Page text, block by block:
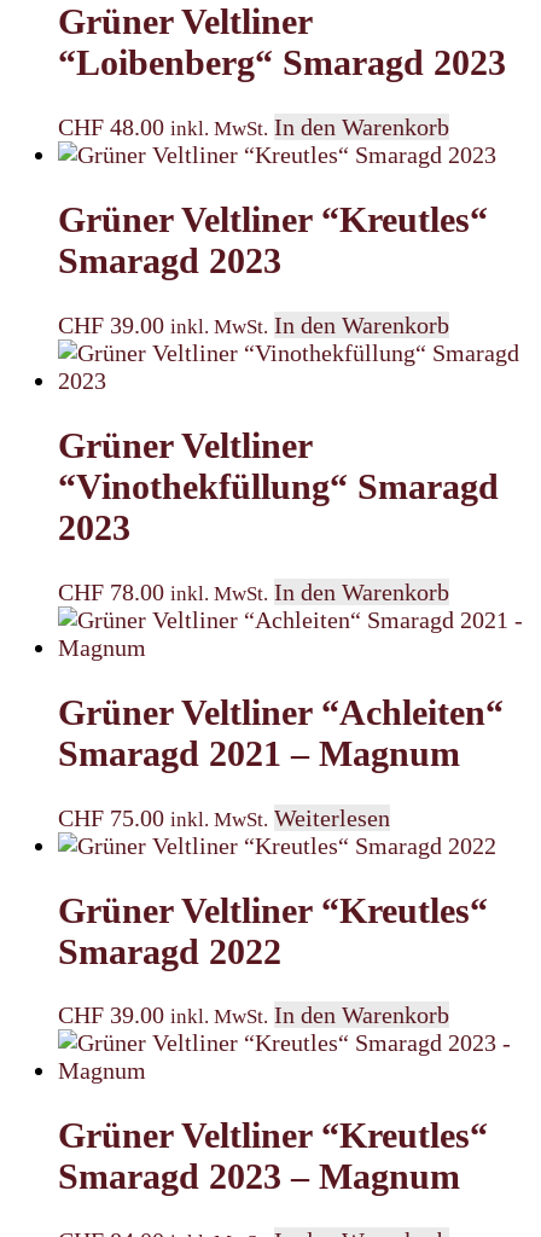
Grüner Veltliner
“Loibenberg“ Smaragd 2023
CHF 48.00 inkl. MwSt. In den Warenkorb
Grüner Veltliner “Kreutles“
Smaragd 2023
CHF 39.00 inkl. MwSt. In den Warenkorb
Grüner Veltliner
“Vinothekfüllung“ Smaragd
2023
CHF 78.00 inkl. MwSt. In den Warenkorb
Grüner Veltliner “Achleiten“
Smaragd 2021 – Magnum
CHF 75.00 inkl. MwSt. Weiterlesen
Grüner Veltliner “Kreutles“
Smaragd 2022
CHF 39.00 inkl. MwSt. In den Warenkorb
Grüner Veltliner “Kreutles“
Smaragd 2023 – Magnum